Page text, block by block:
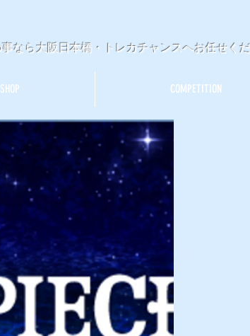
なら大阪日本橋・トレカチャンスへお任せく
SHOP COMPETITION